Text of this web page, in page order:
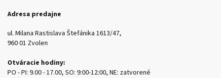
Adresa predajne
ul. Milana Rastislava Štefánika 1613/47,
960 01 Zvolen
Otváracie hodiny:
PO - PI: 9.00 - 17.00, SO: 9:00-12:00, NE: zatvorené